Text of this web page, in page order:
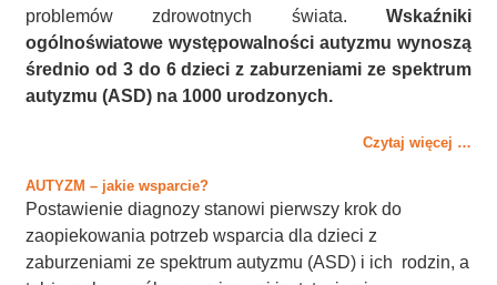
problemów zdrowotnych świata. Wskaźniki
ogólnoświatowe występowalności autyzmu wynoszą
średnio od 3 do 6 dzieci z zaburzeniami ze spektrum
autyzmu (ASD) na 1000 urodzonych.
Czytaj więcej …
AUTYZM – jakie wsparcie?
Postawienie diagnozy stanowi pierwszy krok do
zaopiekowania potrzeb wsparcia dla dzieci z
zaburzeniami ze spektrum autyzmu (ASD) i ich rodzin, a